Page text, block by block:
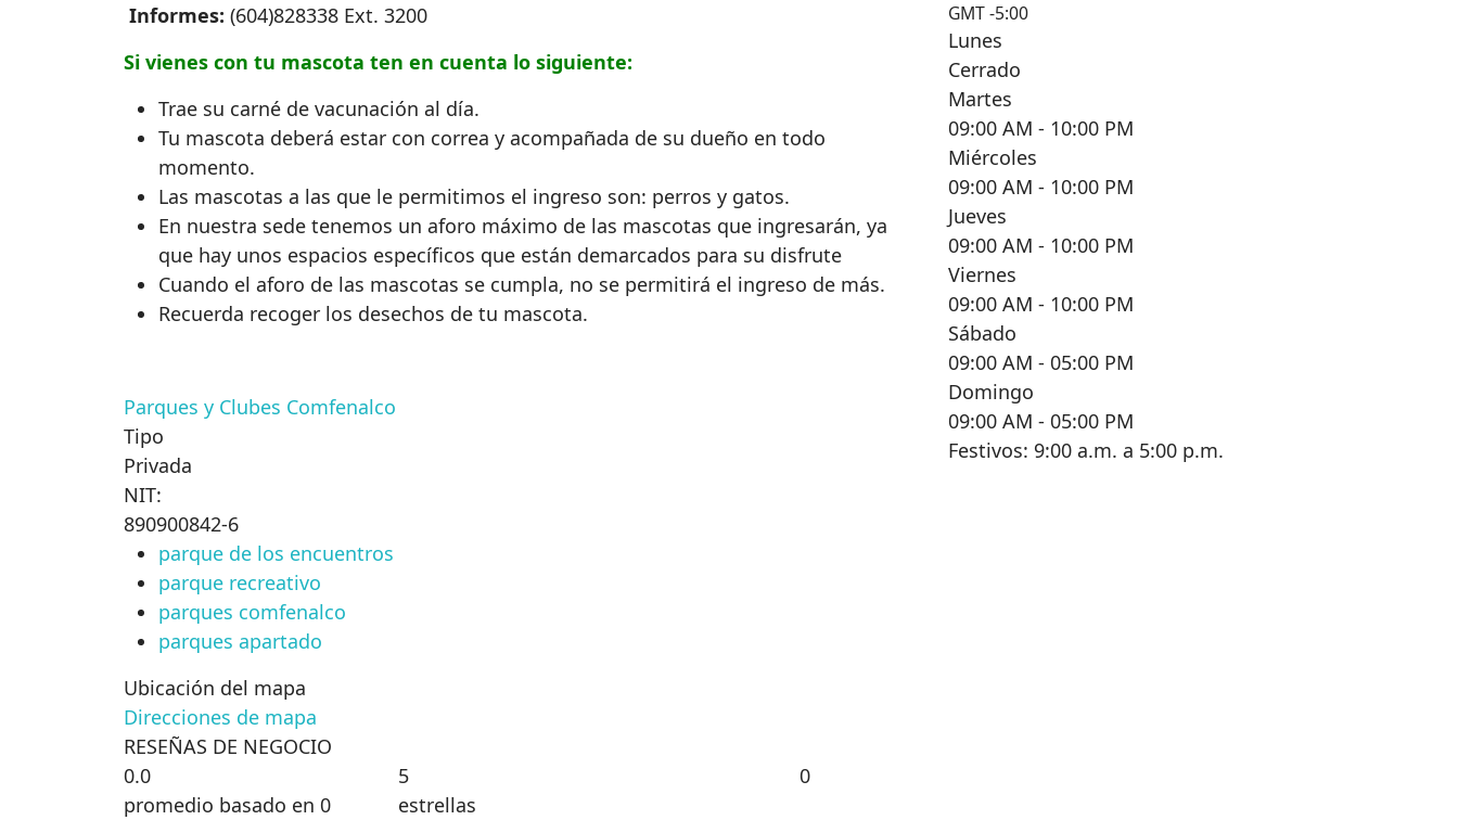
Informes: (604)828338 Ext. 3200
Si vienes con tu mascota ten en cuenta lo siguiente:
Trae su carné de vacunación al día.
Tu mascota deberá estar con correa y acompañada de su dueño en todo
momento.
Las mascotas a las que le permitimos el ingreso son: perros y gatos.
En nuestra sede tenemos un aforo máximo de las mascotas que ingresarán, ya
que hay unos espacios específicos que están demarcados para su disfrute
Cuando el aforo de las mascotas se cumpla, no se permitirá el ingreso de más.
Recuerda recoger los desechos de tu mascota.
Parques y Clubes Comfenalco
Tipo
Privada
NIT:
890900842-6
parque de los encuentros
parque recreativo
parques comfenalco
parques apartado
Ubicación del mapa
Direcciones de mapa
RESEÑAS DE NEGOCIO
0.0
promedio basado en 0
5
estrellas
0
GMT -5:00
Lunes
Cerrado
Martes
09:00 AM - 10:00 PM
Miércoles
09:00 AM - 10:00 PM
Jueves
09:00 AM - 10:00 PM
Viernes
09:00 AM - 10:00 PM
Sábado
09:00 AM - 05:00 PM
Domingo
09:00 AM - 05:00 PM
Festivos: 9:00 a.m. a 5:00 p.m.